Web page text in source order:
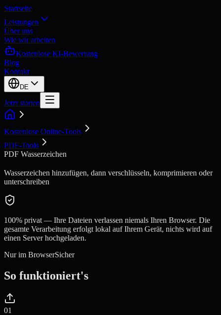
Startseite
Leistungen
Über uns
Wie wir arbeiten
Kostenlose KI-Bewertung
Blog
Kontakt
DE
Jetzt starten
Kostenlose Online-Tools
PDF-Tools
PDF Wasserzeichen
Wasserzeichen hinzufügen, dann verschlüsseln, komprimieren oder
unterschreiben
100% privat — Ihre Dateien verlassen niemals Ihren Browser. Die
gesamte Verarbeitung erfolgt lokal auf Ihrem Gerät, nichts wird auf
einen Server hochgeladen.
Nur im BrowserSicher
So funktioniert's
01